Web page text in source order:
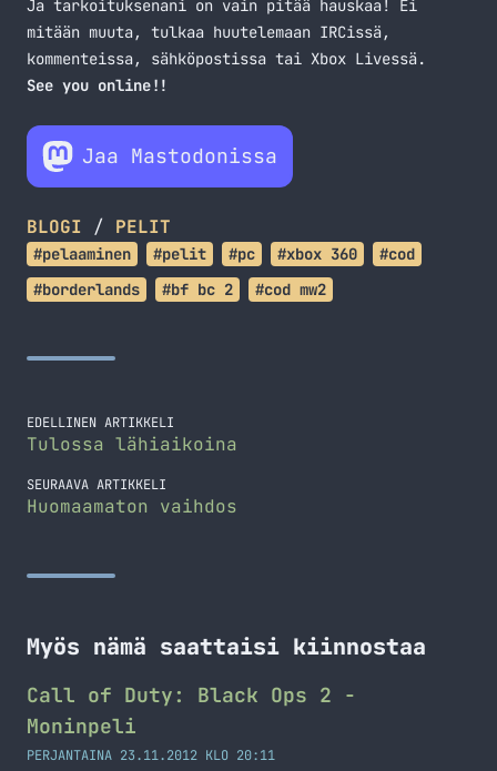
Ja tarkoituksenani on vain pitää hauskaa! Ei
mitään muuta, tulkaa huutelemaan IRCissä,
kommenteissa, sähköpostissa tai Xbox Livessä.
See you online!!
Jaa Mastodonissa
BLOGI / PELIT
#pelaaminen #pelit #pc #xbox 360
#cod
#borderlands
#bf bc 2 #cod mw2
EDELLINEN ARTIKKELI
Tulossa lähiaikoina
SEURAAVA ARTIKKELI
Huomaamaton vaihdos
Myös nämä saattaisi kiinnostaa
Call of Duty: Black Ops 2 -
Moninpeli
PERJANTAINA 23.11.2012 KLO 20:11